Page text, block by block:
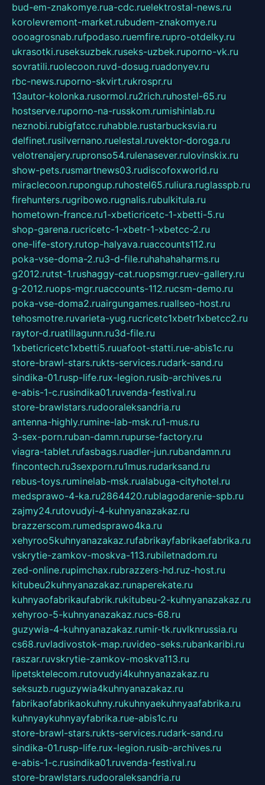
bud-em-znakomye.rua-cdc.ruelektrostal-news.ru
korolevremont-market.rubudem-znakomye.ru
oooagrosnab.rufpodaso.ruemfire.rupro-otdelky.ru
ukrasotki.ruseksuzbek.ruseks-uzbek.ruporno-vk.ru
sovratili.ruolecoon.ruvd-dosug.ruadonyev.ru
rbc-news.ruporno-skvirt.rukrospr.ru
13autor-kolonka.rusormol.ru2rich.ruhostel-65.ru
hostserve.ruporno-na-russkom.rumishinlab.ru
neznobi.rubigfatcc.ruhabble.rustarbucksvia.ru
delfinet.rusilvernano.ruelestal.ruvektor-doroga.ru
velotrenajery.rupronso54.rulenasever.rulovinskix.ru
show-pets.rusmartnews03.rudiscofoxworld.ru
miraclecoon.rupongup.ruhostel65.ruliura.ruglasspb.ru
firehunters.rugribowo.rugnalis.rubulkitula.ru
hometown-france.ru1-xbeticricetc-1-xbetti-5.ru
shop-garena.rucricetc-1-xbetr-1-xbetcc-2.ru
one-life-story.rutop-halyava.ruaccounts112.ru
poka-vse-doma-2.ru3-d-file.ruhahahaharms.ru
g2012.rutst-1.rushaggy-cat.ruopsmgr.ruev-gallery.ru
g-2012.ruops-mgr.ruaccounts-112.rucsm-demo.ru
poka-vse-doma2.ruairgungames.ruallseo-host.ru
tehosmotre.ruvarieta-yug.rucricetc1xbetr1xbetcc2.ru
raytor-d.ruatillagunn.ru3d-file.ru
1xbeticricetc1xbetti5.ruuafoot-statti.rue-abis1c.ru
store-brawl-stars.rukts-services.rudark-sand.ru
sindika-01.rusp-life.rux-legion.rusib-archives.ru
e-abis-1-c.rusindika01.ruvenda-festival.ru
store-brawlstars.rudooraleksandria.ru
antenna-highly.rumine-lab-msk.ru1-mus.ru
3-sex-porn.ruban-damn.rupurse-factory.ru
viagra-tablet.rufasbags.ruadler-jun.rubandamn.ru
fincontech.ru3sexporn.ru1mus.rudarksand.ru
rebus-toys.ruminelab-msk.rualabuga-cityhotel.ru
medsprawo-4-ka.ru2864420.rublagodarenie-spb.ru
zajmy24.rutovudyi-4-kuhnyanazakaz.ru
brazzerscom.rumedsprawo4ka.ru
xehyroo5kuhnyanazakaz.rufabrikayfabrikaefabrika.ru
vskrytie-zamkov-moskva-113.rubiletnadom.ru
zed-online.rupimchax.rubrazzers-hd.ruz-host.ru
kitubeu2kuhnyanazakaz.runaperekate.ru
kuhnyaofabrikaufabrik.rukitubeu-2-kuhnyanazakaz.ru
xehyroo-5-kuhnyanazakaz.rucs-68.ru
guzywia-4-kuhnyanazakaz.rumir-tk.ruvlknrussia.ru
cs68.ruvladivostok-map.ruvideo-seks.rubankaribi.ru
raszar.ruvskrytie-zamkov-moskva113.ru
lipetsktelecom.rutovudyi4kuhnyanazakaz.ru
seksuzb.ruguzywia4kuhnyanazakaz.ru
fabrikaofabrikaokuhny.rukuhnyaekuhnyaafabrika.ru
kuhnyaykuhnyayfabrika.rue-abis1c.ru
store-brawl-stars.rukts-services.rudark-sand.ru
sindika-01.rusp-life.rux-legion.rusib-archives.ru
e-abis-1-c.rusindika01.ruvenda-festival.ru
store-brawlstars.rudooraleksandria.ru